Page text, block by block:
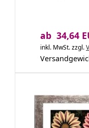
ab 34,64
inkl. MwSt.zzgl.